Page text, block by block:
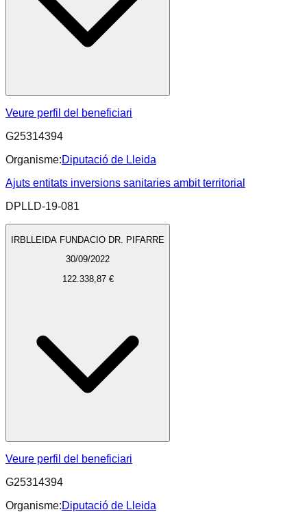
Veure perfil del beneficiari
G25314394
Organisme:Diputació de Lleida
Ajuts entitats inversions sanitaries ambit territorial
DPLLD-19-081
IRBLLEIDA FUNDACIO DR. PIFARRE
30/09/2022
122.338,87 €
Veure perfil del beneficiari
G25314394
Organisme:Diputació de Lleida